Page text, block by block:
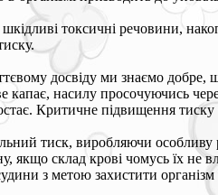
токсичні речовини,
досвіду ми знаємо добре,
капає, насилу просочуючись
Критичне підвищення
тиск, виробляючи
якщо склад крові чомусь їх
з метою захистити